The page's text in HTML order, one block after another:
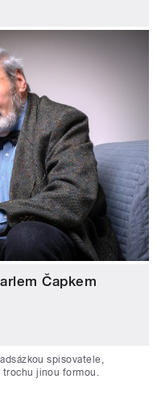
Čapkem
spisovatele,
jinou formou.